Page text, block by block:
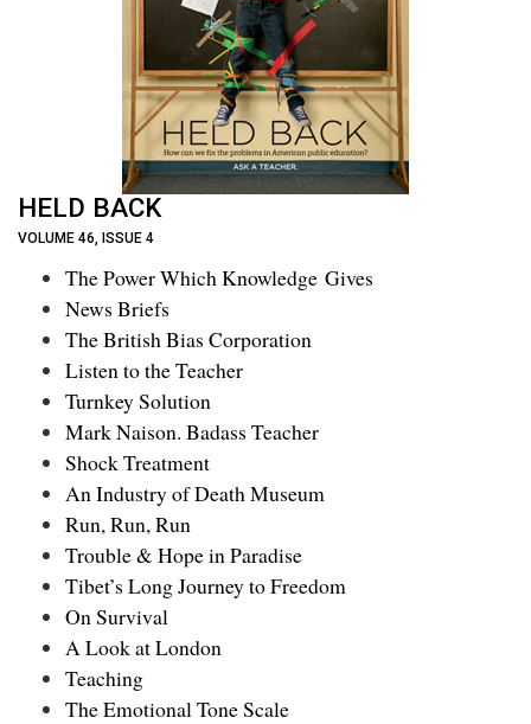
HELD BACK
VOLUME 46, ISSUE 4
The Power Which Knowledge Gives
News Briefs
The British Bias Corporation
Listen to the Teacher
Turnkey Solution
Mark Naison. Badass Teacher
Shock Treatment
An Industry of Death Museum
Run, Run, Run
Trouble & Hope in Paradise
Tibet’s Long Journey to Freedom
On Survival
A Look at London
Teaching
The Emotional Tone Scale